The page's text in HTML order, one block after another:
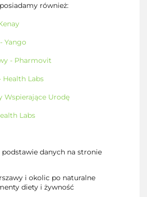
również:
Yango
- Pharmovit
Health Labs
Wspierające Urodę
Labs
danych na stronie
i okolic po naturalne
diety i żywność